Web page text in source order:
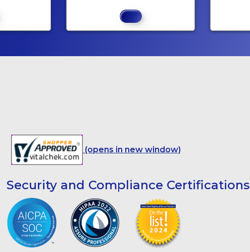
(opens in new window)
Security and Compliance Certifications